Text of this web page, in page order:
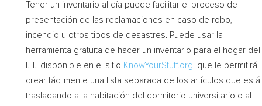
Tener un inventario al día puede facilitar el proceso de
presentación de las reclamaciones en caso de robo,
incendio u otros tipos de desastres. Puede usar la
herramienta gratuita de hacer un inventario para el hogar del
I.I.I., disponible en el sitio KnowYourStuff.org, que le permitirá
crear fácilmente una lista separada de los artículos que está
trasladando a la habitación del dormitorio universitario o al